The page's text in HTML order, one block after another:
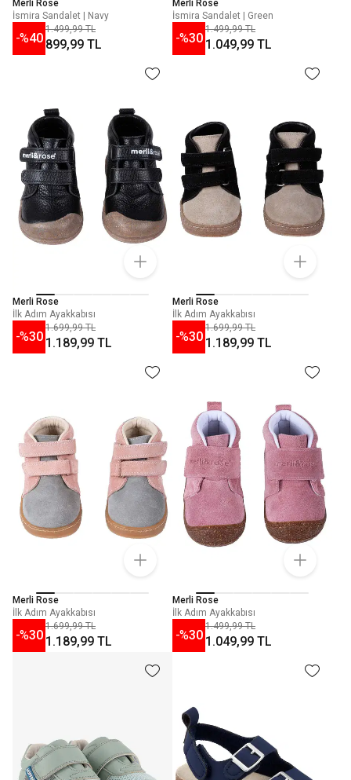
Merli Rose
İsmira Sandalet | Navy
-%40
1.499,99 TL
899,99 TL
Merli Rose
İsmira Sandalet | Green
-%30
1.499,99 TL
1.049,99 TL
Merli Rose
İlk Adım Ayakkabısı
-%30
1.699,99 TL
1.189,99 TL
Merli Rose
İlk Adım Ayakkabısı
-%30
1.699,99 TL
1.189,99 TL
Merli Rose
İlk Adım Ayakkabısı
-%30
1.699,99 TL
1.189,99 TL
Merli Rose
İlk Adım Ayakkabısı
-%30
1.499,99 TL
1.049,99 TL